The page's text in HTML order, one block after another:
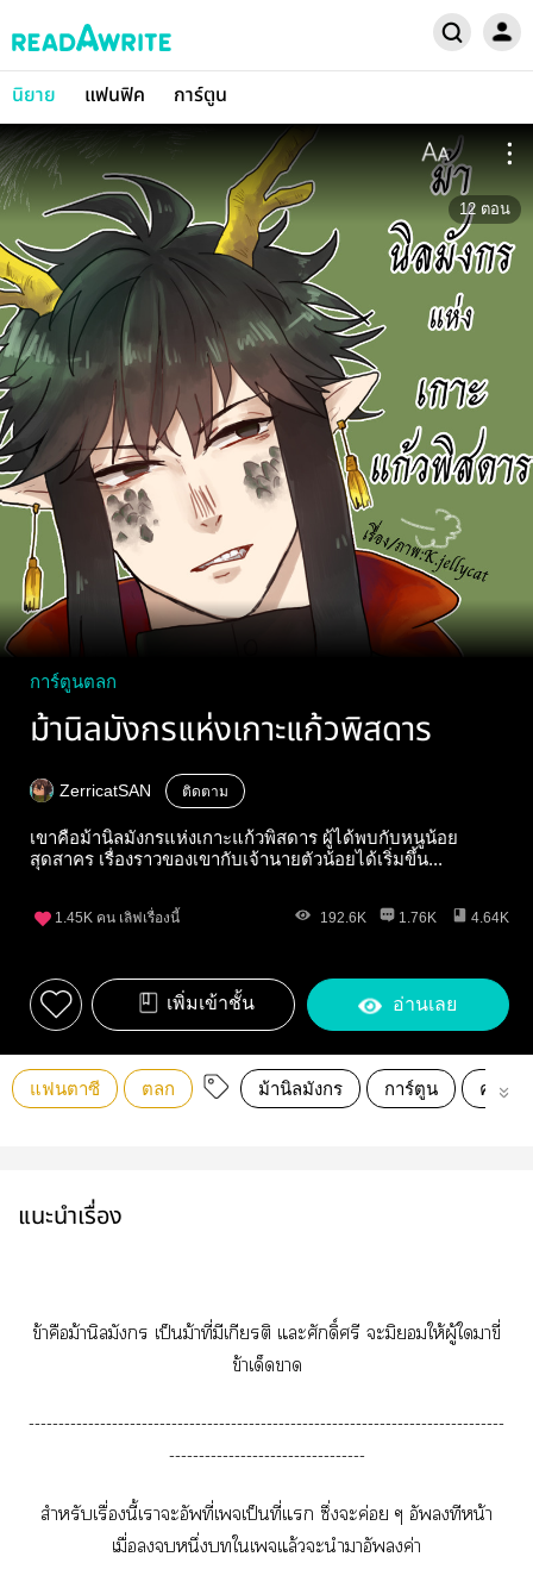
นิยาย แฟนฟิค การ์ตูน
12 ตอน
การ์ตูนตลก
ม้านิลมังกรแห่งเกาะแก้วพิสดาร
ZerricatSAN ติดตาม
เขาคือม้านิลมังกรแห่งเกาะแก้วพิสดาร ผู้ได้พบกับหนูน้อย
สุดสาคร เรื่องราวของเขากับเจ้านายตัวน้อยได้เริ่มขึ้น...
1.45K คน เลิฟเรื่องนี้ 192.6K 1.76K 4.64K
เพิ่มเข้าชั้น อ่านเลย
แฟนตาซี ตลก ม้านิลมังกร การ์ตูน คอมมิ
แนะนำเรื่อง
ข้าคือม้านิลมัร เป็นม้าที่มีเกียรติ แะศักดิ์ศรี ะมิให้ผู้ใาขี่
ข้าเด็ดา
--------------------------------------------------------------------------------
---------------------------------
สำหรับเรื่องนี้เาะอัพที่เจเป็นที่แ ซึ่งะค่อย ๆ อังทีหน้า
เมื่อหนึ่งใเจแล้วะนำาอังค่า